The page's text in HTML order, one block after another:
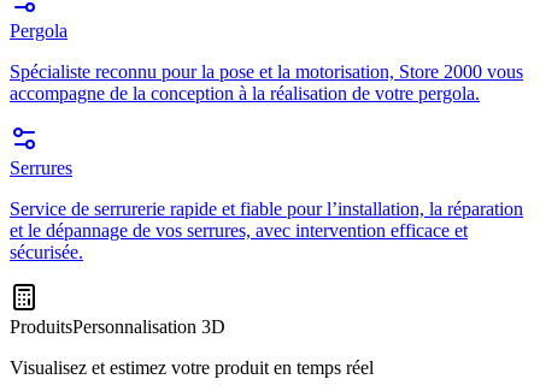
Pergola
Spécialiste reconnu pour la pose et la motorisation, Store 2000 vous
accompagne de la conception à la réalisation de votre pergola.
Serrures
Service de serrurerie rapide et fiable pour l’installation, la réparation
et le dépannage de vos serrures, avec intervention efficace et
sécurisée.
ProduitsPersonnalisation 3D
Visualisez et estimez votre produit en temps réel